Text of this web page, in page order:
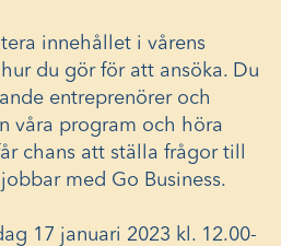
innehållet i vårens
du gör för att ansöka. Du
entreprenörer och
våra program och höra
chans att ställa frågor till
med Go Business.
17 januari 2023 kl. 12.00-